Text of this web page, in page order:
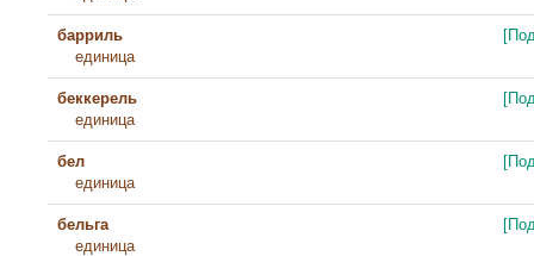
барриль
единица
беккерель
единица
бел
единица
бельга
единица